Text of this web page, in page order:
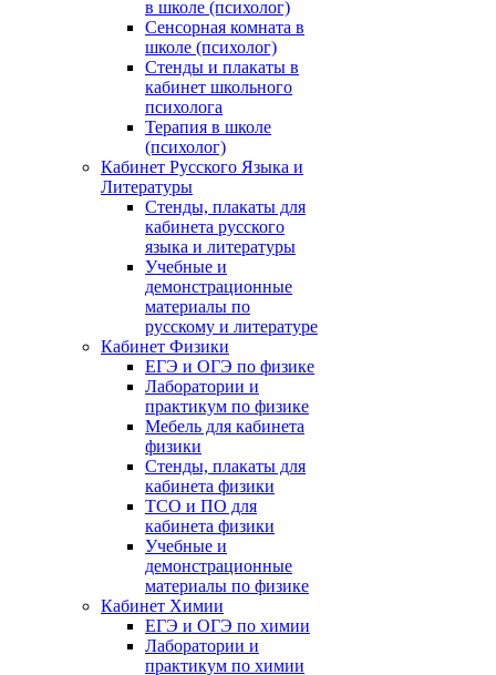
в школе (психолог)
Сенсорная комната в
школе (психолог)
Стенды и плакаты в
кабинет школьного
психолога
Терапия в школе
(психолог)
Кабинет Русского Языка и
Литературы
Стенды, плакаты для
кабинета русского
языка и литературы
Учебные и
демонстрационные
материалы по
русскому и литературе
Кабинет Физики
ЕГЭ и ОГЭ по физике
Лаборатории и
практикум по физике
Мебель для кабинета
физики
Стенды, плакаты для
кабинета физики
ТСО и ПО для
кабинета физики
Учебные и
демонстрационные
материалы по физике
Кабинет Химии
ЕГЭ и ОГЭ по химии
Лаборатории и
практикум по химии